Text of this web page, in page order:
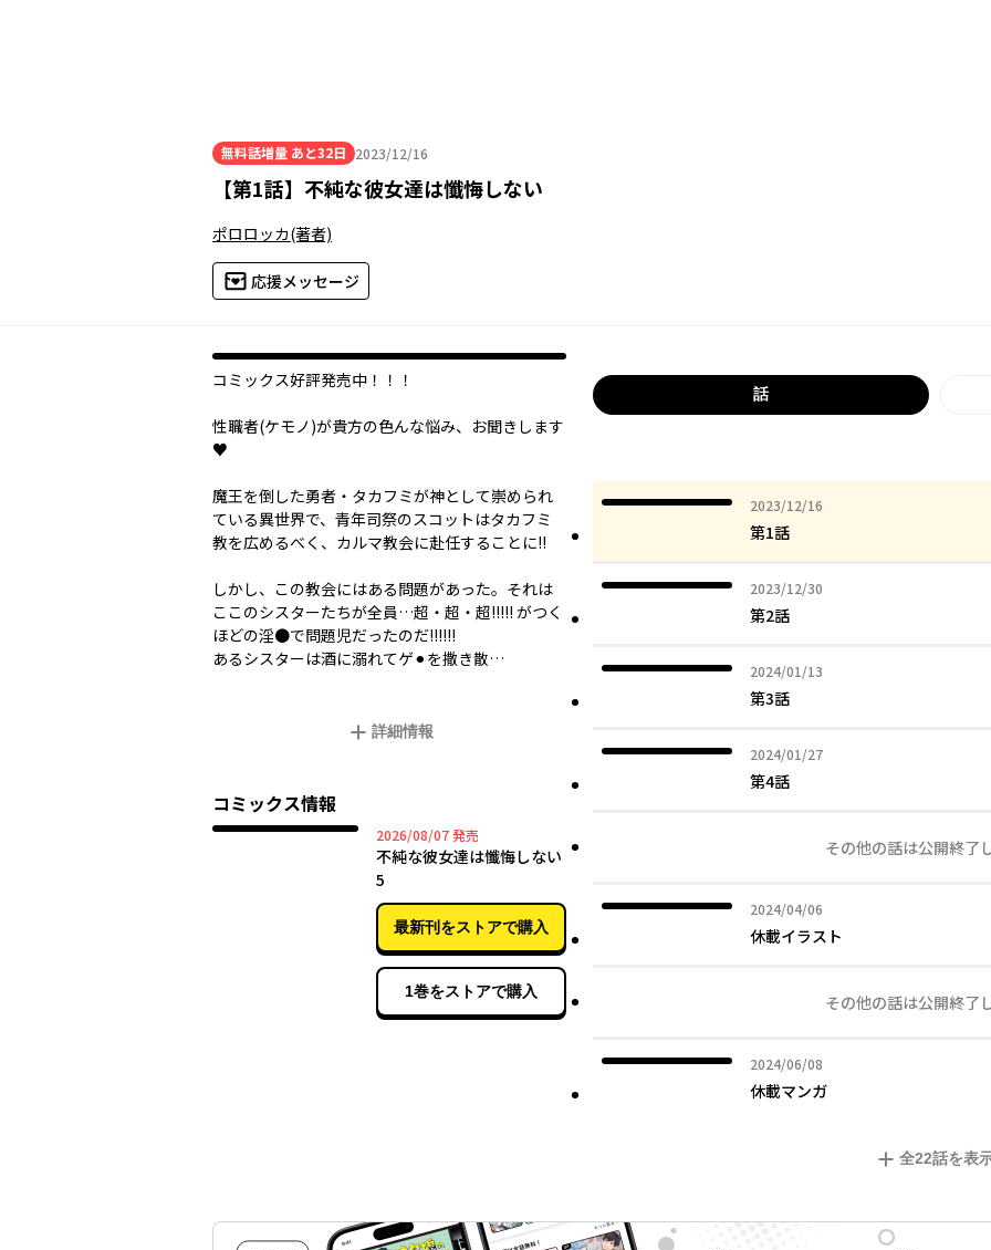
無料話増量 あと32日 2023/12/16
2023年12月16日
【第1話】 不純な彼女達は懺悔しない
ポロロッカ(著者)
応援メッセージ
コミックス好評発売中！！！
性職者(ケモノ)が貴方の色んな悩み、お聞きします
♥
魔王を倒した勇者・タカフミが神として崇められ
ている異世界で、青年司祭のスコットはタカフミ
教を広めるべく、カルマ教会に赴任することに!!
しかし、この教会にはある問題があった。それは
ここのシスターたちが全員…超・超・超!!!!! がつく
ほどの淫●で問題児だったのだ!!!!!!
あるシスターは酒に溺れてゲ⚫︎を撒き散…
詳細情報
コミックス情報
2026/08/072026年08月07日
発売
不純な彼女達は懺悔しない
5
最新刊をストアで購入
1巻をストアで購入
話
2023/12/16
2023年12月16日
第1話
2023/12/30
2023年12月30日
第2話
2024/01/13
2024年01月13日
第3話
2024/01/27
2024年01月27日
第4話
その他の話は公開終了
2024/04/06
2024年04月06日
休載イラスト
その他の話は公開終了
2024/06/08
2024年06月08日
休載マンガ
全22話を表